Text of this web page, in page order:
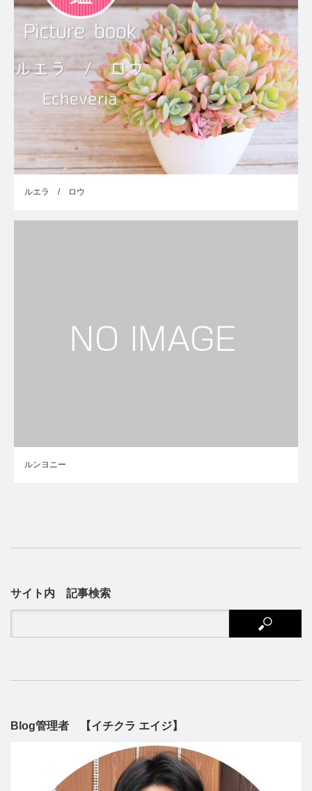
ルエラ / ロウ
ルンヨニー
サイト内 記事検索
Blog管理者 【イチクラ エイジ】